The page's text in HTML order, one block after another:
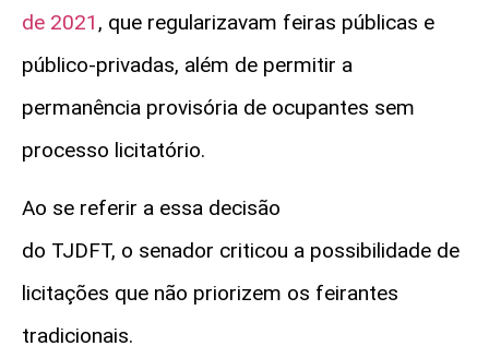
de 2021 , que regularizavam feiras públicas e
público-privadas, além de permitir a
permanência provisória de ocupantes sem
processo licitatório.
Ao se referir a essa decisão
do TJDFT, o senador criticou a possibilidade de
licitações que não priorizem os feirantes
tradicionais.